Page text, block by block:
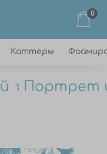
0
Каттеры
Портрет